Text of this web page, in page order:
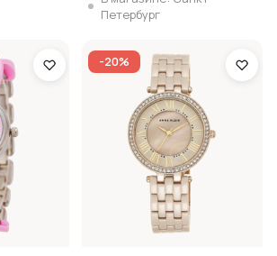
Петербург
-20%